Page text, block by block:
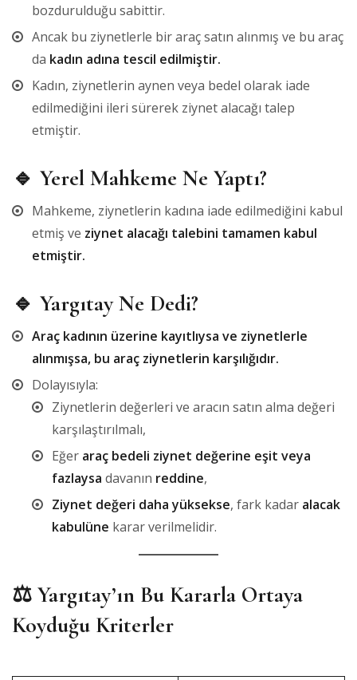
bozdurulduğu sabittir.
Ancak bu ziynetlerle bir araç satın alınmış ve bu araç
da kadın adına tescil edilmiştir.
Kadın, ziynetlerin aynen veya bedel olarak iade
edilmediğini ileri sürerek ziynet alacağı talep
etmiştir.
🔹 Yerel Mahkeme Ne Yaptı?
Mahkeme, ziynetlerin kadına iade edilmediğini kabul
etmiş ve ziynet alacağı talebini tamamen kabul
etmiştir.
🔹 Yargıtay Ne Dedi?
Araç kadının üzerine kayıtlıysa ve ziynetlerle
alınmışsa, bu araç ziynetlerin karşılığıdır.
Dolayısıyla:
Ziynetlerin değerleri ve aracın satın alma değeri
karşılaştırılmalı,
Eğer araç bedeli ziynet değerine eşit veya
fazlaysa davanın reddine,
Ziynet değeri daha yüksekse, fark kadar alacak
kabulüne karar verilmelidir.
⚖️ Yargıtay’ın Bu Kararla Ortaya
Koyduğu Kriterler